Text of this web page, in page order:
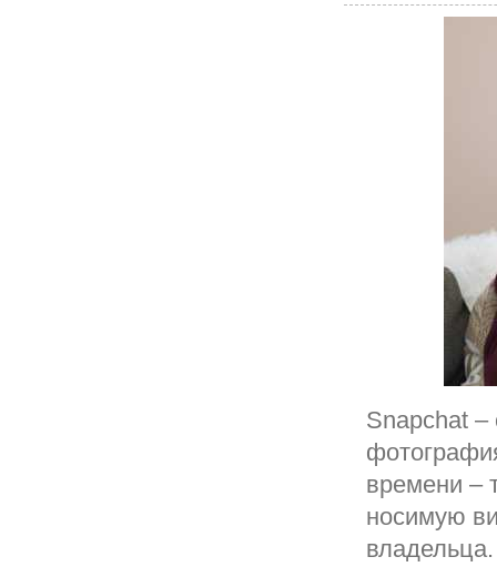
Snapchat –
времени –
носимую
владельца.